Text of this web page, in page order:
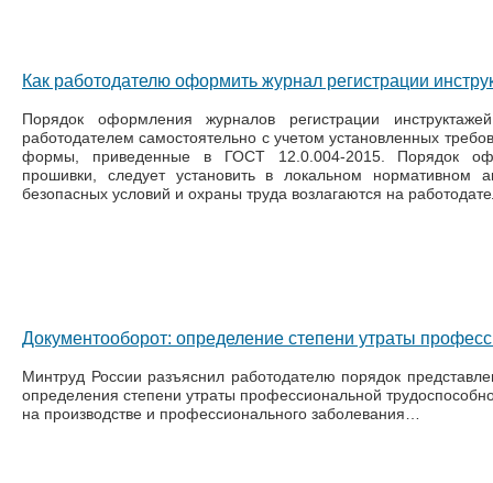
Как работодателю оформить журнал регистрации
Порядок оформления журналов регистрации
работодателем самостоятельно с учетом установленных
формы, приведенные в ГОСТ 12.0.004-2015. Порядок
прошивки, следует установить в локальном нормативном
безопасных условий и охраны труда возлагаются на
Документооборот: определение степени утраты
Минтруд России разъяснил работодателю порядок
определения степени утраты профессиональной
на производстве и профессионального заболевания…